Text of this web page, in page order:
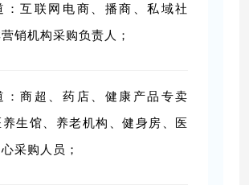
：互联网电商、播商、私域社
销机构采购负责人；
：商超、药店、健康产品专卖
生馆、养老机构、健身房、医
采购人员；